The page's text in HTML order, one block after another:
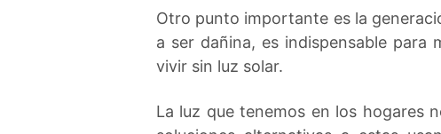
Otro punto importante es la
a ser dañina, es indispensable
vivir sin luz solar.
La luz que tenemos en los hogares